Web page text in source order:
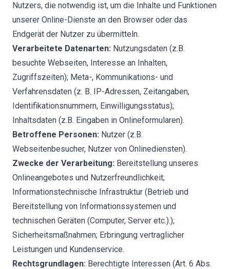
Nutzers, die notwendig ist, um die Inhalte und Funktionen
unserer Online-Dienste an den Browser oder das
Endgerät der Nutzer zu übermitteln.
Verarbeitete Datenarten: Nutzungsdaten (z.B.
besuchte Webseiten, Interesse an Inhalten,
Zugriffszeiten); Meta-, Kommunikations- und
Verfahrensdaten (z. B. IP-Adressen, Zeitangaben,
Identifikationsnummern, Einwilligungsstatus);
Inhaltsdaten (z.B. Eingaben in Onlineformularen).
Betroffene Personen: Nutzer (z.B.
Webseitenbesucher, Nutzer von Onlinediensten).
Zwecke der Verarbeitung: Bereitstellung unseres
Onlineangebotes und Nutzerfreundlichkeit;
Informationstechnische Infrastruktur (Betrieb und
Bereitstellung von Informationssystemen und
technischen Geräten (Computer, Server etc.).);
Sicherheitsmaßnahmen; Erbringung vertraglicher
Leistungen und Kundenservice.
Rechtsgrundlagen: Berechtigte Interessen (Art. 6 Abs.